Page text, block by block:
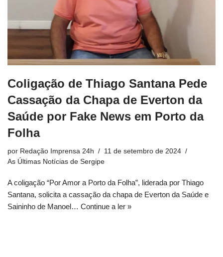
Coligação de Thiago Santana Pede
Cassação da Chapa de Everton da
Saúde por Fake News em Porto da
Folha
por Redação Imprensa 24h
11 de setembro de 2024
As Últimas Notícias de Sergipe
A coligação “Por Amor a Porto da Folha”, liderada por Thiago
Santana, solicita a cassação da chapa de Everton da Saúde e
Saininho de Manoel… Continue a ler »